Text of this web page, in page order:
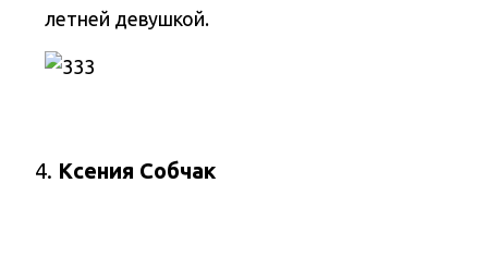
летней девушкой.
Ксения Собчак